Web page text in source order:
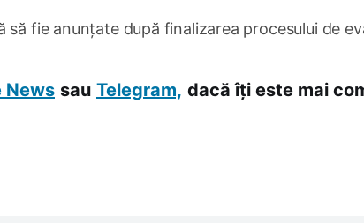
să fie anunțate după finalizarea procesului de
News sau Telegram, dacă îți este mai